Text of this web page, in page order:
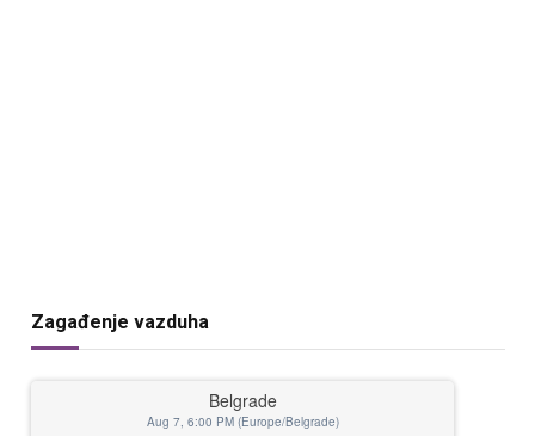
Zagađenje vazduha
Belgrade
Aug 7, 6:00 PM (Europe/Belgrade)